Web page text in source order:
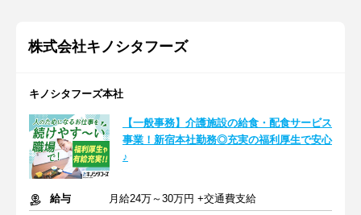
株式会社キノシタフーズ
キノシタフーズ本社
【一般事務】介護施設の給食・配食サービス
事業！新宿本社勤務◎充実の福利厚生で安心
♪
給与
月給24万～30万円 +交通費支給